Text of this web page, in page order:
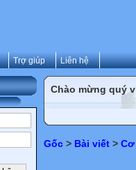
Trợ giúp Liên hệ
Chào mừng quý
Gốc > Bài viết >